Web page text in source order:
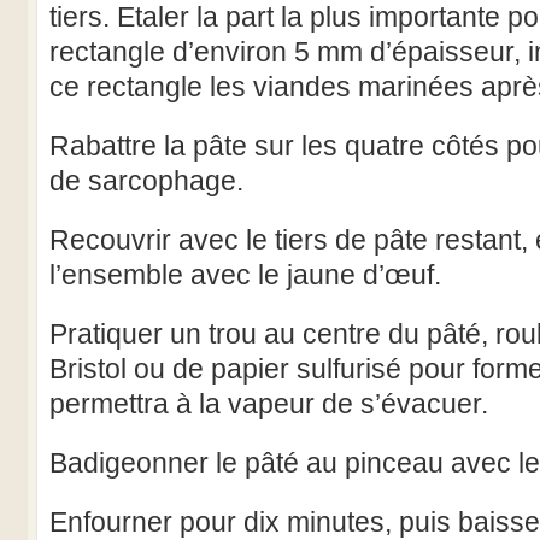
tiers. Etaler la part la plus importante
rectangle d’environ 5 mm d’épaisseur,
ce rectangle les viandes marinées
Rabattre la pâte sur les quatre côtés
de sarcophage.
Recouvrir avec le tiers de pâte restant,
l’ensemble avec le jaune d’œuf.
Pratiquer un trou au centre du pâté,
Bristol ou de papier sulfurisé pour
permettra à la vapeur de s’évacuer.
Badigeonner le pâté au pinceau avec
Enfourner pour dix minutes, puis